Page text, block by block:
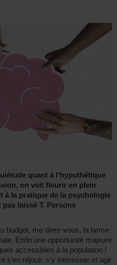
quant à l’hypothétique
on voit fleurir en plein
à la pratique de la psychologie
laissé T. Persons
budget, me direz-vous, la larme
Enfin une opportunité majeure
accessibles à la population !
s’en réjouir, s’y intéresser et agir